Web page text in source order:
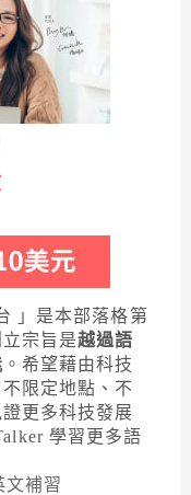
」是本部落格第
宗旨是越過語
。希望藉由科技
限定地點、不
更多科技發展
學習更多語
文補習